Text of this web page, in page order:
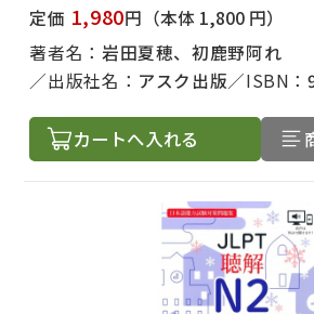
定価 1,980円 （本体 1,800 円）
著者名： 岩田夏穂、初鹿野阿れ
出版社名： アスク出版 ISBN：
カートへ入れる